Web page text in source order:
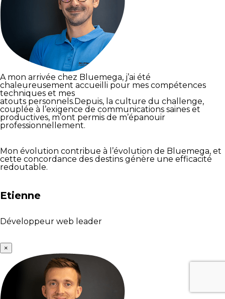
A mon arrivée chez Bluemega, j’ai été
chaleureusement accueilli pour mes compétences
techniques et mes
atouts personnels.Depuis, la culture du challenge,
couplée à l’exigence de communications saines et
productives, m’ont permis de m’épanouir
professionnellement.
Mon évolution contribue à l’évolution de Bluemega, et
cette concordance des destins génère une efficacité
redoutable.
Etienne
Développeur web leader
×